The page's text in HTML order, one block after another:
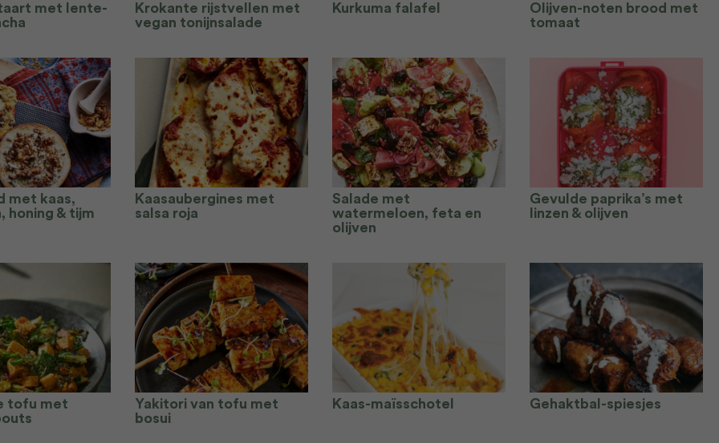
met lente-
Krokante rijstvellen met
vegan tonijnsalade
Kurkuma falafel
Olijven-noten brood met
tomaat
met kaas,
honing & tijm
Kaasaubergines met
salsa roja
Salade met
watermeloen, feta en
olijven
Gevulde paprika’s met
linzen & olijven
tofu met
Yakitori van tofu met
bosui
Kaas-maïsschotel Gehaktbal-spiesjes